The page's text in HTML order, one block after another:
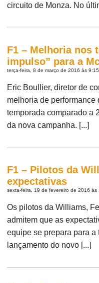
circuito de Monza. No
F1 – Melhoria nos
impulso” para a
terça-feira, 8 de março de 2016 às 9:15
Eric Boullier, diretor de
melhoria de performance
temporada comparado a
da nova campanha. [...]
F1 – Pilotos da
expectativas
sexta-feira, 19 de fevereiro de 2016 às
Os pilotos da Williams,
admitem que as
equipe se prepara para a
lançamento do novo [...]